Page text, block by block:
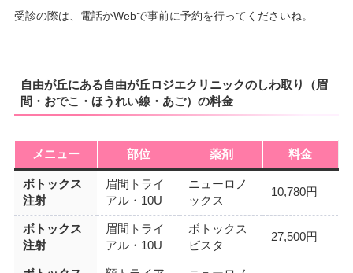
受診の際は、電話かWebで事前に予約を行ってくださいね。
自由が丘にある自由が丘ロジエクリニックのしわ取り（眉
間・おでこ・ほうれい線・あご）の料金
メニュー 部位 薬剤 料金
ボトックス
注射
眉間トライ
アル・10U
ニューロノ
ックス
10,780円
ボトックス
注射
眉間トライ
アル・10U
ボトックス
ビスタ
27,500円